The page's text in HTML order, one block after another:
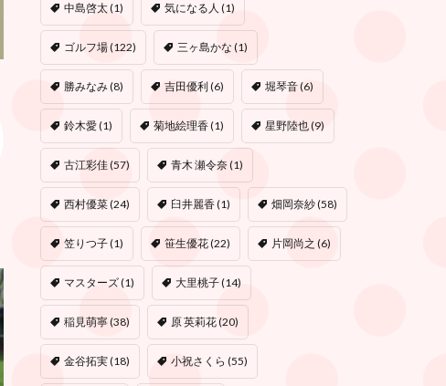
中島啓太(1) 気になる人 (1)
ゴルフ場(122) 三ヶ島かな (1)
勝みなみ(8) 吉田優利 (6) 堀琴音(6)
鈴木愛(1) 菊地絵理香(1) 星野陸也(9)
古江彩佳(57) 青木 瀬令奈(1)
西村優菜(24) 臼井麗香(1) 畑岡奈紗(58)
笠りつ子(1) 笹生優花(22) 片岡尚之 (6)
マスターズ(1) 大里桃子(14)
稲見萌寧(38) 原 英莉花(20)
金谷拓実(18) 小祝さくら (55)